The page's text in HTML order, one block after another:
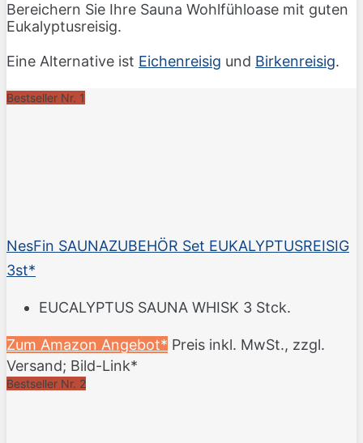
Bereichern Sie Ihre Sauna Wohlfühloase mit guten
Eukalyptusreisig.
Eine Alternative ist Eichenreisig und Birkenreisig.
Bestseller Nr. 1
NesFin SAUNAZUBEHÖR Set EUKALYPTUSREISIG
3st*
EUCALYPTUS SAUNA WHISK 3 Stck.
Zum Amazon Angebot* Preis inkl. MwSt., zzgl.
Versand; Bild-Link*
Bestseller Nr. 2